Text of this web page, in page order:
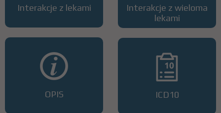
Interakcje z lekami
OPIS
Interakcje z wieloma
lekami
ICD10